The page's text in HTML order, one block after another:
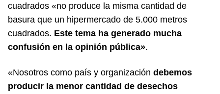
cuadrados «no produce la misma cantidad de
basura que un hipermercado de 5.000 metros
cuadrados. Este tema ha generado mucha
confusión en la opinión pública».
«Nosotros como país y organización debemos
producir la menor cantidad de desechos